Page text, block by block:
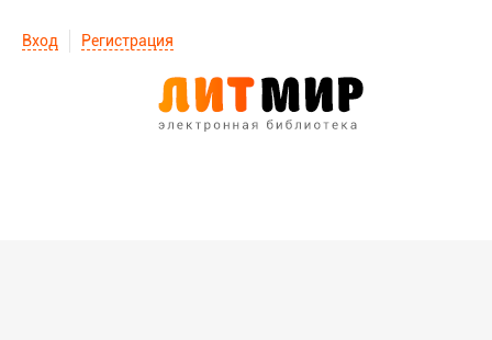
Вход Регистрация